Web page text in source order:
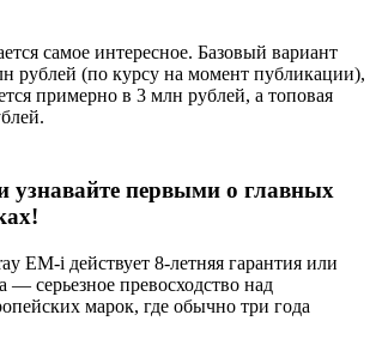
самое интересное. Базовый вариант
рублей (по курсу на момент публикации),
примерно в 3 млн рублей, а топовая
узнавайте первыми о главных
EM-i действует 8-летняя гарантия или
— серьезное превосходство над
марок, где обычно три года